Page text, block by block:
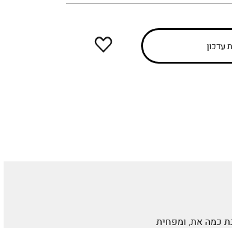
הוספה
עדכון
כמה את, ומפחית